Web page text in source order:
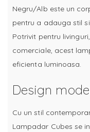
Negru/Alb este un
pentru a adauga stil
Potrivit pentru
comerciale, acest
eficienta luminoasa.
Design
Cu un stil
Lampadar Cubes se